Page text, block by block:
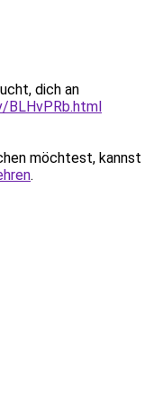
dich an
möchtest, kannst
.